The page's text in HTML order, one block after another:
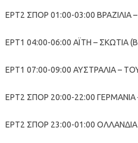
ΕΡΤ2 ΣΠΟΡ 01:00-03:00
ΕΡΤ1 04:00-06:00 ΑΪΤΗ – ΣΚΩΤΙΑ
ΕΡΤ1 07:00-09:00 ΑΥΣΤΡΑΛΙΑ –
ΕΡΤ2 ΣΠΟΡ 20:00-22:00
ΕΡΤ2 ΣΠΟΡ 23:00-01:00 ΟΛΛΑΝΔΙΑ